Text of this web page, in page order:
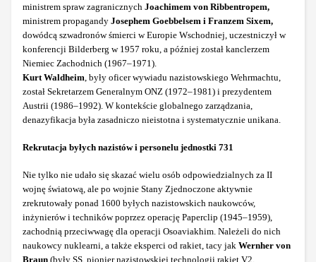
ministrem spraw zagranicznych Joachimem von Ribbentropem,
ministrem propagandy Josephem Goebbelsem i Franzem Sixem,
dowódcą szwadronów śmierci w Europie Wschodniej, uczestniczył w
konferencji Bilderberg w 1957 roku, a później został kanclerzem
Niemiec Zachodnich (1967–1971).
Kurt Waldheim , były oficer wywiadu nazistowskiego Wehrmachtu,
został Sekretarzem Generalnym ONZ (1972–1981) i prezydentem
Austrii (1986–1992). W kontekście globalnego zarządzania,
denazyfikacja była zasadniczo nieistotna i systematycznie unikana.
Rekrutacja byłych nazistów i personelu jednostki 731
Nie tylko nie udało się skazać wielu osób odpowiedzialnych za II
wojnę światową, ale po wojnie Stany Zjednoczone aktywnie
zrekrutowały ponad 1600 byłych nazistowskich naukowców,
inżynierów i techników poprzez operację Paperclip (1945–1959),
zachodnią przeciwwagę dla operacji Osoaviakhim. Należeli do nich
naukowcy nuklearni, a także eksperci od rakiet, tacy jak Wernher von
Braun (były SS, pionier nazistowskiej technologii rakiet V2,